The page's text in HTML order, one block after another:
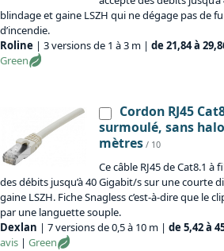
blindage et gaine LSZH qui ne dégage pas de
d’incendie.
Roline | 3 versions de 1 à 3 m | de 21,84 à
Green
Cordon RJ45
surmoulé, sans
mètres / 10
Ce câble RJ45 de Cat8.1
des débits jusqu’à 40 Gigabit/s sur une courte
gaine LSZH. Fiche Snagless c’est-à-dire que le
par une languette souple.
Dexlan | 7 versions de 0,5 à 10 m | de 5,42 à
avis | Green